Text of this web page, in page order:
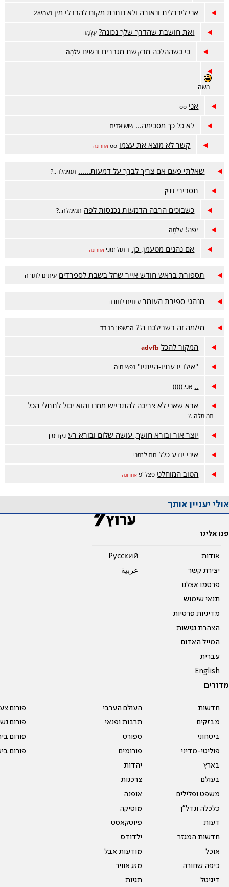
אני ליברלית ונאורה ולא נותנת מקום להבדלי מין נעמי28
ואת חושבת שהדרך שלך נכונה? עַלְמָה
כי כשההלכה מבקשת מגברים ונשים עַלְמָה
משה
אני oo
לא כל כך מסכימה... שושיאדית
קשר לא מוצא את עצמו oo אחרונה
שאלתי פעם אם צריך לברך על דמעות...... תמימלה..?
תסבירי זיויק
כשבוכים הרבה הדמעות נכנסות לפה תמימלה..?
יפה! עַלְמָה
אם נהנים מטעמן, כן. חתול זמני אחרונה
תספורת בראש חודש אייר שחל בשבת לספרדים עיתים לתורה
מנהגי ספירת העומר עיתים לתורה
מי/מה זה בשבילכם ה'? הרשפון הנודד
המקור להכל advfb
"אילו ידעתיו-הייתיו" נפש חיה.
.. אני:)))))
אבא שאני לא צריכה להתבייש ממנו והוא יכול לתתלי הכל
תמימלה..?
יוצר אור ובורא חושך, עושה שלום ובורא רע נקדימון
איני יודע כלל חתול זמני
הטוב המוחלט פצל"פ אחרונה
אולי יעניין אותך
פנו אלינו
אודות
יצירת קשר
פרסמו אצלנו
תנאי שימוש
מדיניות פרטיות
הצהרת נגישות
המייל האדום
עברית
English
Pусский
عربية
מדורים
חדשות
מבזקים
ביטחוני
פוליטי-מדיני
בארץ
בעולם
משפט ופלילים
כלכלה ונדל"ן
דעות
חדשות המגזר
אוכל
כיפה שחורה
דיגיטל
העולם הערבי
תרבות ופנאי
ספורט
פורומים
יהדות
צרכנות
אופנה
מוסיקה
פיוטקאסט
ילדודס
מודעות אבל
מזג אוויר
תגיות
פורום
פורום
פורום
פורום